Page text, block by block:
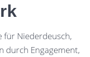
für Niederdeusch,
durch Engagement,